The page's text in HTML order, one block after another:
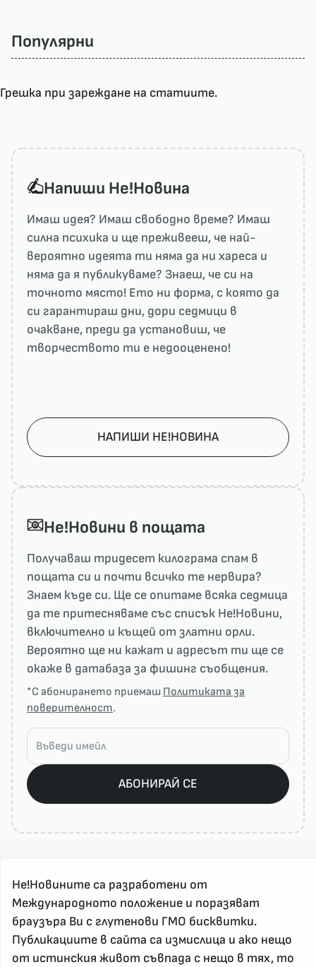
Популярни
Грешка при зареждане на статиите.
Напиши He!Новина
Имаш идея? Имаш свободно време? Имаш
силна психика и ще преживееш, че най-
вероятно идеята ти няма да ни харесa и
няма да я публикуваме? Знаеш, че си на
точното място! Ето ни форма, с която да
си гарантираш дни, дори седмици в
очакване, преди да установиш, че
творчеството ти е недооценено!
НАПИШИ НЕ!НОВИНА
He!Новини в пощата
Получаваш тридесет килограма спам в
пощата си и почти всичко те нервира?
Знаем къде си. Ще се опитаме всяка седмица
да те притесняваме със списък He!Новини,
включително и къщей от златни орли.
Вероятно ще ни кажат и адресът ти ще се
окаже в датабаза за фишинг съобщения.
*С абонирането приемаш Политиката за
поверителност.
АБОНИРАЙ СЕ
За реклама и връзка с нас, пишете на
nenovinite@gmail.com
Не!Новините са разработени от
Международното положение и поразяват
браузъра Ви с глутенови ГМО бисквитки.
Публикациите в сайта са измислица и ако нещо
от истинския живот съвпада с нещо в тях, то